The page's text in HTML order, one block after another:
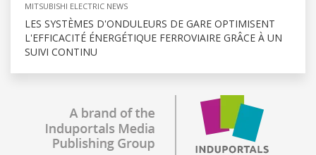
MITSUBISHI ELECTRIC NEWS
LES SYSTÈMES D'ONDULEURS DE GARE OPTIMISENT
L'EFFICACITÉ ÉNERGÉTIQUE FERROVIAIRE GRÂCE À UN
SUIVI CONTINU